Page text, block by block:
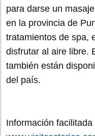
para darse un
en la provincia de
tratamientos de spa,
disfrutar al aire libre.
también están
del país.
Información